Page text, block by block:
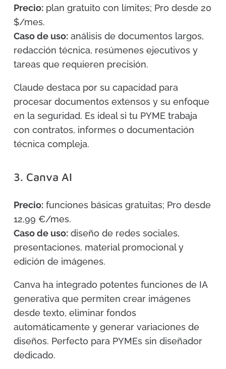
Precio: plan gratuito con límites; Pro desde 20
$/mes.
Caso de uso: análisis de documentos largos,
redacción técnica, resúmenes ejecutivos y
tareas que requieren precisión.
Claude destaca por su capacidad para
procesar documentos extensos y su enfoque
en la seguridad. Es ideal si tu PYME trabaja
con contratos, informes o documentación
técnica compleja.
3. Canva AI
Precio: funciones básicas gratuitas; Pro desde
12,99 €/mes.
Caso de uso: diseño de redes sociales,
presentaciones, material promocional y
edición de imágenes.
Canva ha integrado potentes funciones de IA
generativa que permiten crear imágenes
desde texto, eliminar fondos
automáticamente y generar variaciones de
diseños. Perfecto para PYMEs sin diseñador
dedicado.